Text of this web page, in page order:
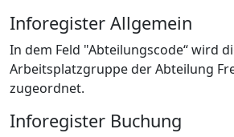
Inforegister Allgemein
In dem Feld "Abteilungscode“ wird
Arbeitsplatzgruppe der Abteilung
zugeordnet.
Inforegister Buchung